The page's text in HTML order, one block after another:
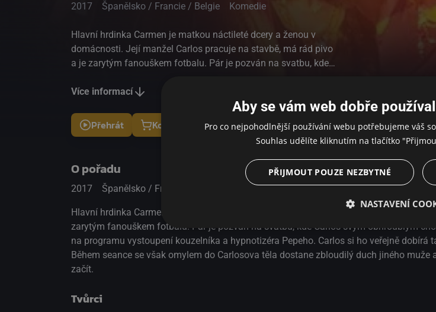
2017
Španělsko / Francie / Belgie Komedie
Přehrát Koupit
Hlavní hrdinka Carmen je matkou náctileté dcery a ženou v
domácnosti. Její manžel Carlos pracuje na stavbě, má rád pivo
a je zarytým fanouškem fotbalu. Pár je pozván na svatbu, kde
večera je na programu vystoupení kouzelníka a hypnotizéra
Pepeho. Carlos si ho veřejně dobírá tak moc, že ho Pepe vyzve
na pódium. Během seance se však omylem do Carlosova těla
dostane zbloudilý duch jiného muže a bláznivá španělská
Více informací
O pořadu
2017 Španělsko / Francie / Belgie Komedie
Hlavní hrdinka Carmen je matkou náctileté dcery a ženou v domácnosti. Její manžel
zarytým fanouškem fotbalu. Pár je pozván na svatbu, kde Carlos svým obhroublým
na programu vystoupení kouzelníka a hypnotizéra Pepeho. Carlos si ho veřejně dobírá
Během seance se však omylem do Carlosova těla dostane zbloudilý duch jiného
začít.
Tvůrci
Aby se vám web dobře
Pro co nejpohodlnější používání webu potřebujeme váš
Souhlas udělíte kliknutím na tlačítko
PŘIJMOUT POUZE NEZBYTNÉ
NASTAVENÍ